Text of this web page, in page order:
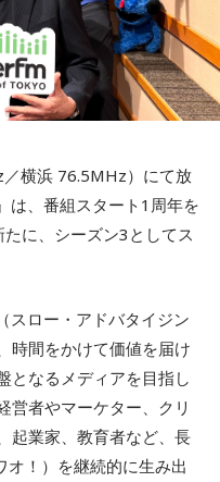
横浜 76.5MHz）にて放
は、番組スタート1周年を
に、シーズン3としてス
ロー・アドバタイジン
時間をかけて価値を届け
となるメディアを目指し
営者やマーケター、クリ
起業家、教育者など、長
オ！）を継続的に生み出